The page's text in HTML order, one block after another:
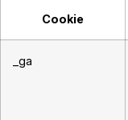
Cookie
_ga